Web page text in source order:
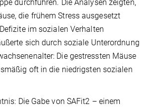
durchführen. Die Analysen zeigten,
die frühem Stress ausgesetzt
im sozialen Verhalten
sich durch soziale Unterordnung
Die gestressten Mäuse
oft in die niedrigsten sozialen
Die Gabe von SAFit2 – einem